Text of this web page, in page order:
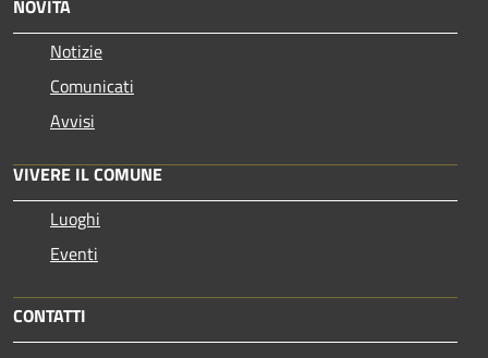
NOVITÀ
Notizie
Comunicati
Avvisi
VIVERE IL COMUNE
Luoghi
Eventi
CONTATTI